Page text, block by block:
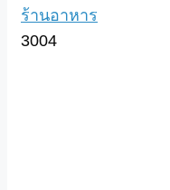
ร้านอาหาร
3004